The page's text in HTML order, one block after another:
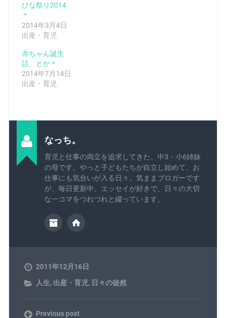
ひな祭り2014
＊
2014年3月4日
出産・育児
赤ちゃん誕生
話、とか＊
2014年7月14日
出産・育児
なっち。
育児と仕事の両立を追求してきた、中3・小6姉妹
の母です。やっと子どもたちが自立し始めて、お
仕事にも気合いが入る日々。気ままブロガーです
が、毎日更新中。エッセイが好きで、日々の大切
な一コマをつれづれと綴っています。
2011年12月16日
人生, 出産・育児, 日々の徒然
Previous post